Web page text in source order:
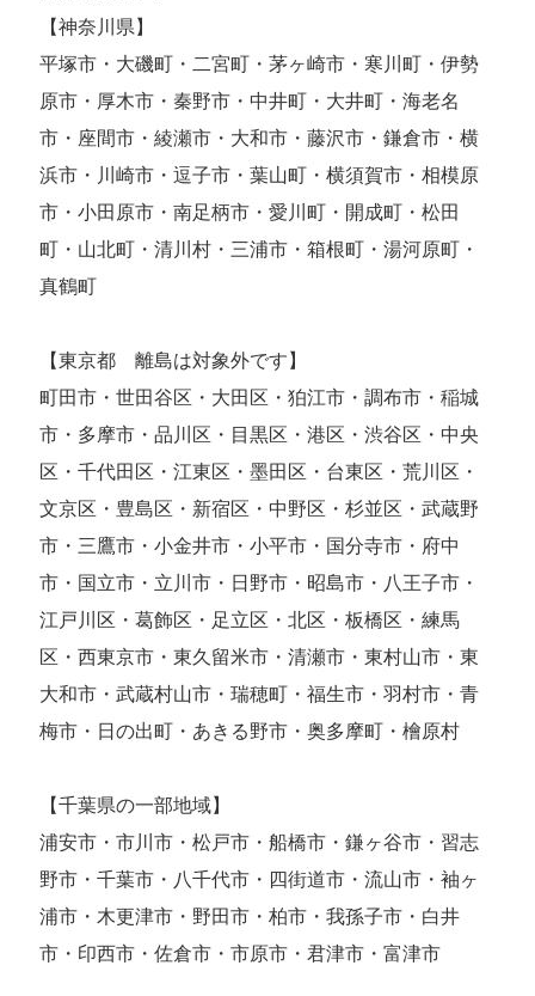
【神奈川県】
平塚市・大磯町・二宮町・茅ヶ崎市・寒川町・伊勢
原市・厚木市・秦野市・中井町・大井町・海老名
市・座間市・綾瀬市・大和市・藤沢市・鎌倉市・横
浜市・川崎市・逗子市・葉山町・横須賀市・相模原
市・小田原市・南足柄市・愛川町・開成町・松田
町・山北町・清川村・三浦市・箱根町・湯河原町・
真鶴町
【東京都 離島は対象外です】
町田市・世田谷区・大田区・狛江市・調布市・稲城
市・多摩市・品川区・目黒区・港区・渋谷区・中央
区・千代田区・江東区・墨田区・台東区・荒川区・
文京区・豊島区・新宿区・中野区・杉並区・武蔵野
市・三鷹市・小金井市・小平市・国分寺市・府中
市・国立市・立川市・日野市・昭島市・八王子市・
江戸川区・葛飾区・足立区・北区・板橋区・練馬
区・西東京市・東久留米市・清瀬市・東村山市・東
大和市・武蔵村山市・瑞穂町・福生市・羽村市・青
梅市・日の出町・あきる野市・奥多摩町・檜原村
【千葉県の一部地域】
浦安市・市川市・松戸市・船橋市・鎌ヶ谷市・習志
野市・千葉市・八千代市・四街道市・流山市・袖ヶ
浦市・木更津市・野田市・柏市・我孫子市・白井
市・印西市・佐倉市・市原市・君津市・富津市